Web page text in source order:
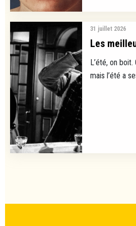
31 juillet 2026
Les
L’été, on boit.
mais l’été a